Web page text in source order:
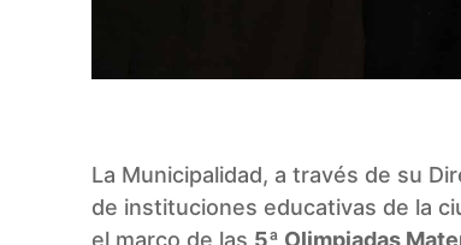
La Municipalidad, a través de su
de instituciones educativas de la
el marco de las 5ª Olimpiadas